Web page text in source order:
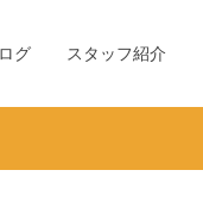
グ スタッフ紹介